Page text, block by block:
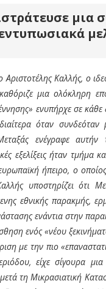
μια
Καλλής, ο
μια ολόκληρη
ενυπήρχε σε
όταν
ενέγραφε
εξελίξεις ήταν τμήμα
ήπειρο, ο
υποστηρίζει ότι
εθνικής παρακμής,
ενάντια στην
ενός «νέου
με την πιο
είχε σίγουρα
τη Μικρασιατική